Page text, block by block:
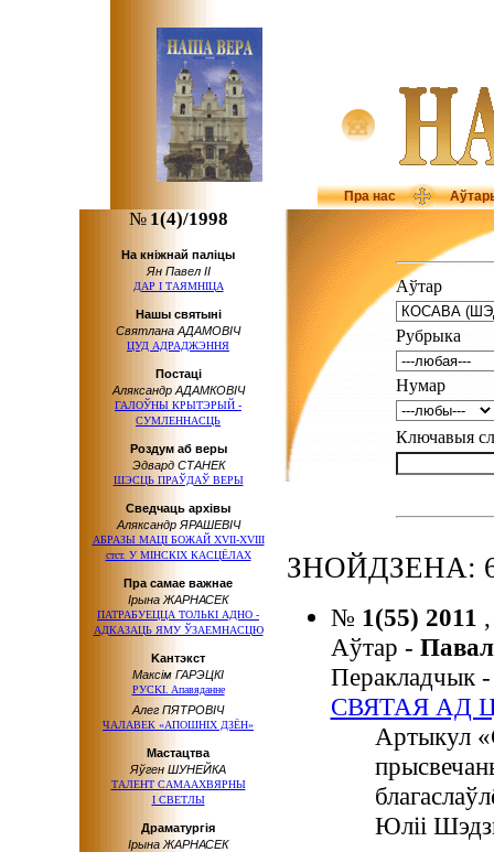
Пра нас
№ 1(4)/1998
На кніжнай паліцы
Ян Павел ІІ
ДАР І ТАЯМНІЦА
Нашы святыні
Святлана АДАМОВІЧ
ЦУД АДРАДЖЭННЯ
Пocтaцi
Аляксандр АДАМКОВІЧ
ГАЛОЎНЫ КРЫТЭРЫЙ -
СУМЛЕННАСЦЬ
Роздум аб веры
Эдвард СТАНЕК
ШЭСЦЬ ПРАЎДАЎ ВЕРЫ
Сведчаць архівы
Аляксандр ЯРАШЕВІЧ
АБРАЗЫ МАЦІ БОЖАЙ ХVІІ-ХVІІІ
стст. У МІНСКІХ КАСЦЁЛАХ
Пра самае важнае
Ірына ЖАРНАСЕК
ПАТРАБУЕЦЦА ТОЛЬКІ АДНО -
АДКАЗАЦЬ ЯМУ ЎЗАЕМНАСЦЮ
Kaнтэкcт
Максiм ГАРЭЦКІ
РУCKI. Aпaвядaннe
Алег ПЯТРОВІЧ
ЧАЛАВЕК «АПОШНIХ ДЗЁН»
Мастацтва
Яўген ШУНЕЙКА
ТАЛЕНТ САМААХВЯРНЫ
І СВЕТЛЫ
Драматургія
Ірына ЖАРНАСЕК
Аўтар
Рубрыка
Нумар
Ключавыя
ЗНОЙДЗЕНА:
№ 1(55) 2011
Аўтар -
Перакладчык
СВЯТАЯ АД
Артыкул
Юліі